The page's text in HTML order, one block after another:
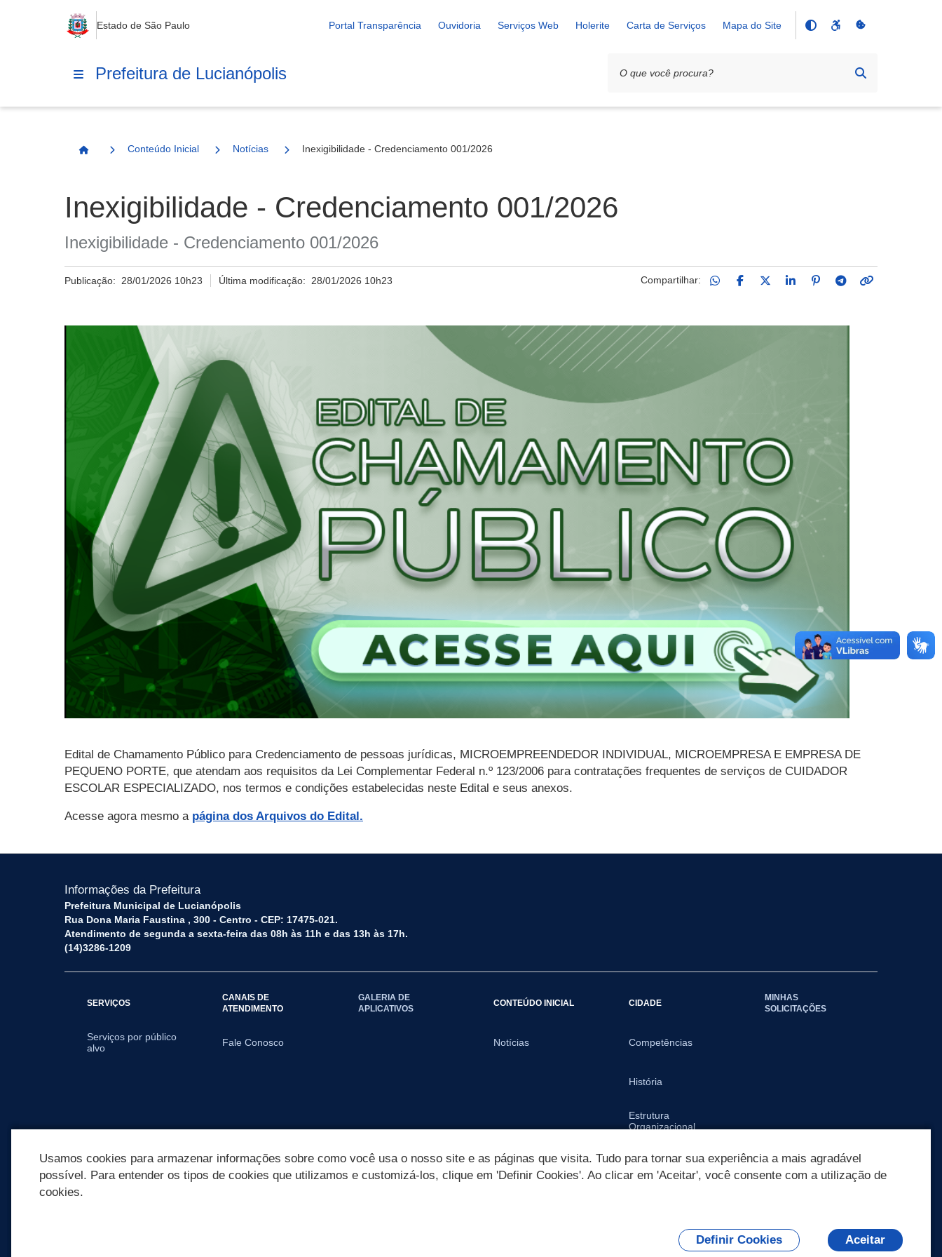
Estado de São Paulo Portal Transparência Ouvidoria Serviços Web Holerite Carta de Serviços Mapa do Site
Prefeitura de Lucianópolis
Página Inicial
Conteúdo Inicial Notícias Inexigibilidade - Credenciamento 001/2026
Inexigibilidade - Credenciamento 001/2026
Inexigibilidade - Credenciamento 001/2026
Publicação: 28/01/2026 10h23 Última modificação: 28/01/2026 10h23 Compartilhar:
Edital de Chamamento Público para Credenciamento de pessoas jurídicas, MICROEMPREENDEDOR INDIVIDUAL, MICROEMPRESA E EMPRESA DE
PEQUENO PORTE, que atendam aos requisitos da Lei Complementar Federal n.º 123/2006 para contratações frequentes de serviços de CUIDADOR
ESCOLAR ESPECIALIZADO, nos termos e condições estabelecidas neste Edital e seus anexos.
Acesse agora mesmo a página dos Arquivos do Edital.
Informações da Prefeitura
Prefeitura Municipal de Lucianópolis
Rua Dona Maria Faustina , 300 - Centro - CEP: 17475-021.
Atendimento de segunda a sexta-feira das 08h às 11h e das 13h às 17h.
(14)3286-1209
SERVIÇOS
Serviços por público
alvo
CANAIS DE
ATENDIMENTO
Fale Conosco
GALERIA DE
APLICATIVOS
CONTEÚDO INICIAL
Notícias
CIDADE
Competências
História
Estrutura
Organizacional
Departamentos
MINHAS
SOLICITAÇÕES
Usamos cookies para armazenar informações sobre como você usa o nosso site e as páginas que visita. Tudo para tornar sua experiência a mais agradável
possível. Para entender os tipos de cookies que utilizamos e customizá-los, clique em 'Definir Cookies'. Ao clicar em 'Aceitar', você consente com a utilização de
cookies.
Definir Cookies Aceitar